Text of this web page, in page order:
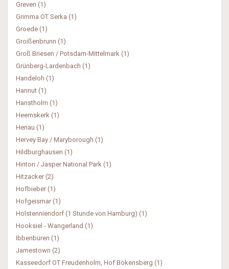
Greven (1)
Grimma OT Serka (1)
Groede (1)
Groißenbrunn (1)
Groß Briesen / Potsdam-Mittelmark (1)
Grünberg-Lardenbach (1)
Handeloh (1)
Hannut (1)
Hanstholm (1)
Heemskerk (1)
Henau (1)
Hervey Bay / Maryborough (1)
Hildburghausen (1)
Hinton / Jasper National Park (1)
Hitzacker (2)
Hofbieber (1)
Hofgeismar (1)
Holstenniendorf (1 Stunde von Hamburg) (1)
Hooksiel - Wangerland (1)
Ibbenbüren (1)
Jamestown (2)
Kasseedorf OT Freudenholm, Hof Bökensberg (1)